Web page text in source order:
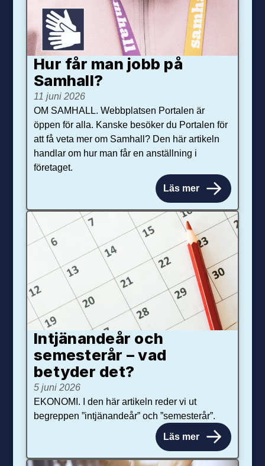
Hur får man jobb på
Samhall?
11 juni 2026
OM SAMHALL. Webbplatsen Portalen är
öppen för alla. Kanske besöker du Portalen för
att få veta mer om Samhall? Den här artikeln
handlar om hur man får en anställning i
företaget.
Läs mer
Intjänandeår och
semesterår – vad
betyder det?
5 juni 2026
EKONOMI. I den här artikeln reder vi ut
begreppen ”intjänandeår” och ”semesterår”.
Läs mer